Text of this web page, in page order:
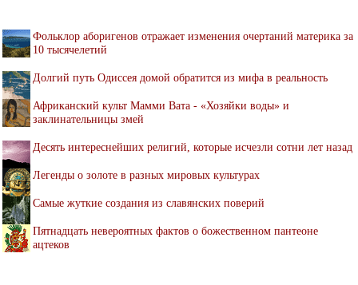
Фольклор аборигенов отражает изменения очертаний материка за
10 тысячелетий
Долгий путь Одиссея домой обратится из мифа в реальность
Африканский культ Мамми Вата - «Хозяйки воды» и
заклинательницы змей
Десять интереснейших религий, которые исчезли сотни лет назад
Легенды о золоте в разных мировых культурах
Самые жуткие создания из славянских поверий
Пятнадцать невероятных фактов о божественном пантеоне
ацтеков